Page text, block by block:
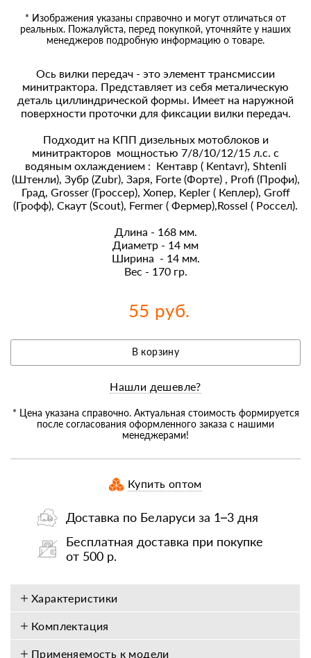
* Изображения указаны справочно и могут отличаться от
реальных. Пожалуйста, перед покупкой, уточняйте у наших
менеджеров подробную информацию о товаре.
Ось вилки передач - это элемент трансмиссии
минитрактора. Представляет из себя металическую
деталь циллиндрической формы. Имеет на наружной
поверхности проточки для фиксации вилки передач.
Подходит на КПП дизельных мотоблоков и
минитракторов мощностью 7/8/10/12/15 л.с. с
водяным охлаждением : Кентавр ( Kentavr), Shtenli
(Штенли), Зубр (Zubr), Заря, Forte (Форте) , Profi (Профи),
Град, Grosser (Гроссер), Хопер, Kepler ( Кеплер), Groff
(Грофф), Скаут (Scout), Fermer ( Фермер),Rossel ( Россел).
Длина - 168 мм.
Диаметр - 14 мм
Ширина - 14 мм.
Вес - 170 гр.
55 руб.
В корзину
Нашли дешевле?
* Цена указана справочно. Актуальная стоимость формируется
после согласования оформленного заказа с нашими
менеджерами!
Купить оптом
Доставка по Беларуси за 1–3 дня
Бесплатная доставка при покупке
от 500 р.
Характеристики
Комплектация
Применяемость к модели